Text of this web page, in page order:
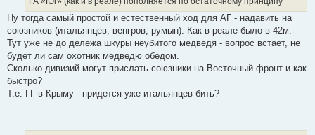
Ну тогда самый простой и естественный ход для АГ - надавить на
союзников (итальянцев, венгров, румын). Как в реале было в 42м.
Тут уже не до дележа шкуры неубитого медведя - вопрос встает, не
будет ли сам охотник медведю обедом.
Сколько дивизий могут прислать союзники на Восточный фронт и как
быстро?
Т.е. ГГ в Крыму - придется уже итальянцев бить?